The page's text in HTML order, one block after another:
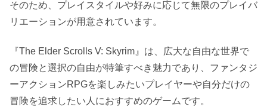
そのため、プレイスタイルや好みに応じて無限のプレイバ
リエーションが用意されています。
『The Elder Scrolls V: Skyrim』は、広大な自由な世界で
の冒険と選択の自由が特筆すべき魅力であり、ファンタジ
ーアクションRPGを楽しみたいプレイヤーや自分だけの
冒険を追求したい人におすすめのゲームです。